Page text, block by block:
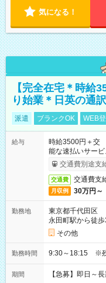
気になる！
【完全在宅＊時給
り始業＊日英の通訳
派遣 ブランクOK WEB
給与
時給3500円＋交
能な速払いサービ
交通費別途支
交通費 交通費支
月収例 30万円～
勤務地
東京都千代田区
永田町駅から徒
その他
勤務時間 9:30～18:15 ※残
期間 【急募】即日